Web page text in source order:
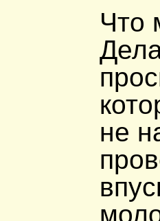
Что
не